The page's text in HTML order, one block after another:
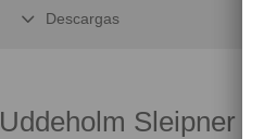
Descargas
Uddeholm Sleipner